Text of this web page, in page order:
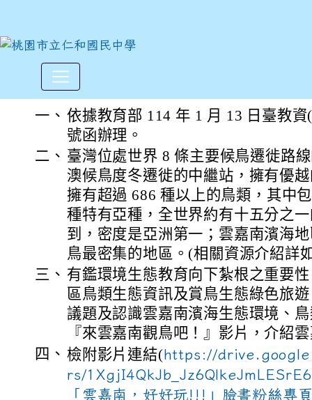
交通部觀光署雲嘉南濱海國
一、 依據教育部 114 年 1 月 13 日臺教
號函辦理。
二、 臺灣位處世界 8 條主要候鳥遷徙路
澳候鳥度冬遷徙的中繼站，擁有優
擁有超過 686 種以上的鳥類，其中
種特有亞種，全世界約有十五分之
到，密度是亞洲第一；雲嘉南濱海
鳥最密集的地區。(相關資源介紹詳
三、 有鑑環境生態教育向下紮根之重要
區鳥類生態資訊及賞鳥生態綠色旅
議題及認識雲嘉南濱海生態環境、
『來雲嘉南觀鳥吧！』影片，介紹
四、 檢附影片連結(https://
rs/
「雲嘉南，好好玩!!!」臉書粉絲專